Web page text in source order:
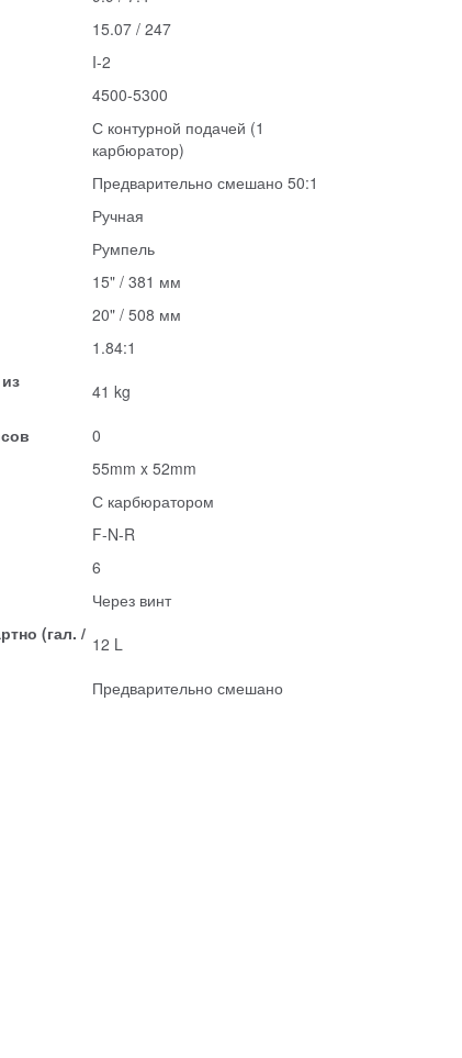
15.07 / 247
I-2
4500-5300
С контурной подачей (1
карбюратор)
Предварительно смешано 50:1
Ручная
Румпель
15" / 381 мм
20" / 508 мм
1.84:1
41 kg
0
55mm x 52mm
С карбюратором
F-N-R
6
Через винт
(гал. / 12 L
Предварительно смешано